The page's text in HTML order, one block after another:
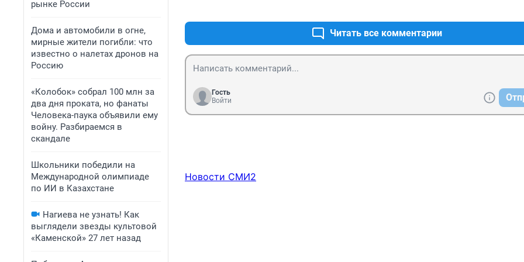
рынке России
Дома и автомобили в огне,
мирные жители погибли: что
известно о налетах дронов на
Россию
«Колобок» собрал 100 млн за
два дня проката, но фанаты
Человека-паука объявили ему
войну. Разбираемся в
скандале
Школьники победили на
Международной олимпиаде
по ИИ в Казахстане
Нагиева не узнать! Как
выглядели звезды культовой
«Каменской» 27 лет назад
Читать все комментарии
Гость
Войти
Новости СМИ2